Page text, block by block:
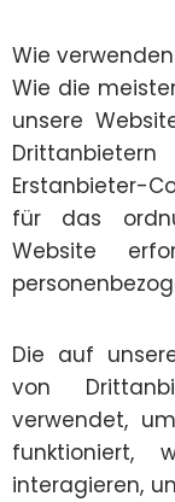
Wie
Wie die
unsere
Erstanbieter-
für das
Website
Die auf
von
verwendet,
funktioniert,
interagieren,